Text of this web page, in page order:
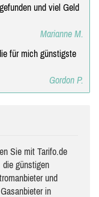
und viel Geld
Marianne M.
für mich günstigste
Gordon P.
Sie mit Tarifo.de
die güns­ti­gen
und
Gasanbieter in